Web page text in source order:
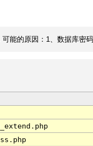
能的原因：1、数据库密